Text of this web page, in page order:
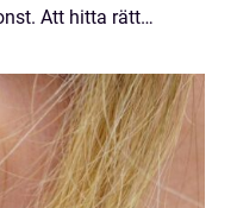
Att hitta rätt